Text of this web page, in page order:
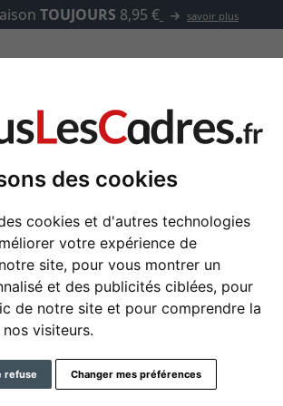
des cookies
cookies et d'autres technologies
votre expérience de
site, pour vous montrer un
et des publicités ciblées, pour
de notre site et pour comprendre la
visiteurs.
refuse Changer mes préférences
TOUJOURS 8,95 € savoir plus
Accessoires
Cadre baroque
format